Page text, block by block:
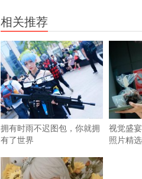
相关推荐
拥有时雨不迟图包，你就拥
有了世界
视觉盛
照片精